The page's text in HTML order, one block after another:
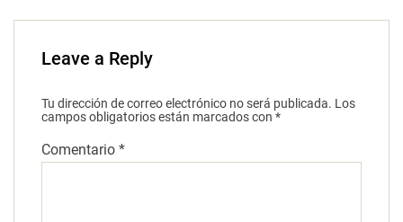
Leave a Reply
Tu dirección de correo electrónico no será publicada. Los
campos obligatorios están marcados con *
Comentario *